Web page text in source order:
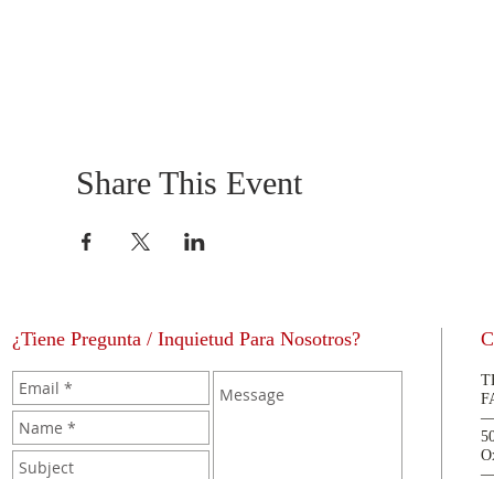
Share This Event
¿Tiene Pregunta / Inquietud Para Nosotros?